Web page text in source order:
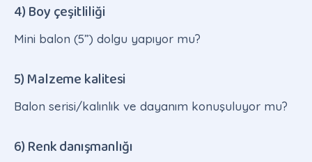
4) Boy çeşitliliği
Mini balon (5”) dolgu yapıyor mu?
5) Malzeme kalitesi
Balon serisi/kalınlık ve dayanım konuşuluyor mu?
6) Renk danışmanlığı